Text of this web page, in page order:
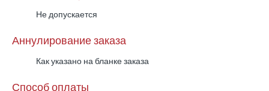
Не допускается
Аннулирование заказа
Как указано на бланке заказа